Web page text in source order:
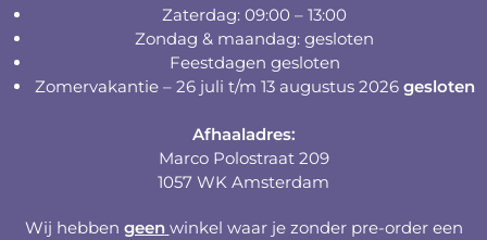
Zaterdag: 09:00 – 13:00
Zondag & maandag: gesloten
Feestdagen gesloten
Zomervakantie – 26 juli t/m 13 augustus 2026 gesloten
Afhaaladres:
Marco Polostraat 209
1057 WK Amsterdam
Wij hebben geen winkel waar je zonder pre-order een